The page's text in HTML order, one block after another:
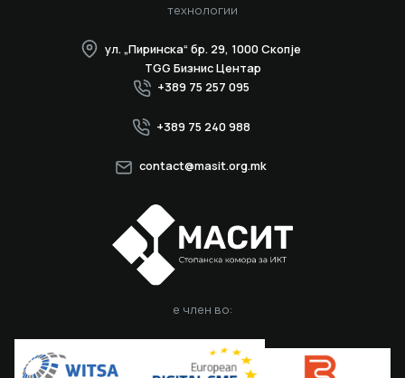
технологии
ул. „Пиринска“ бр. 29, 1000 Скопје
TGG Бизнис Центар
+389 75 257 095
+389 75 240 988
contact@masit.org.mk
е член во: